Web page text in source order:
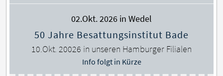
02.Okt. 2026 in Wedel
50 Jahre Besattungsinstitut Bade
10.Okt. 20026 in unseren Hamburger Filialen
Info folgt in Kürze